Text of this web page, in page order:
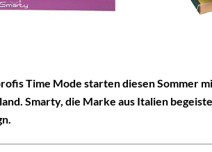
Time Mode starten diesen Sommer
Smarty, die Marke aus Italien